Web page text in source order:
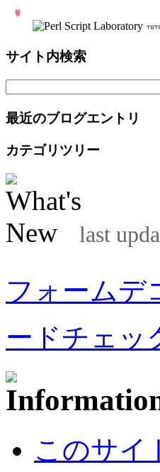
サイト内検索
最近のブログエントリ
カテゴリツリー
last
フォームデ
ードチェッ
このサイ